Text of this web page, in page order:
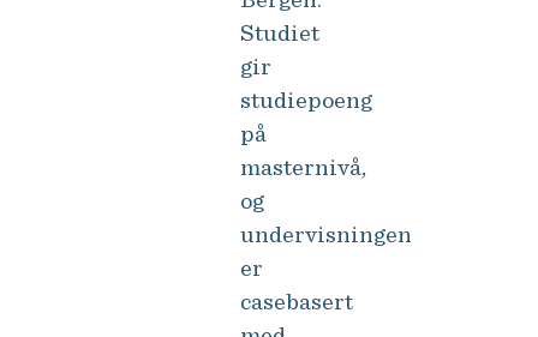
Studiet
gir
studiepoeng
på
masternivå,
og
undervisningen
er
casebasert